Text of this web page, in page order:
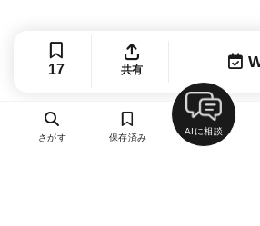
17 共有
さがす 保存済み
AIに相談